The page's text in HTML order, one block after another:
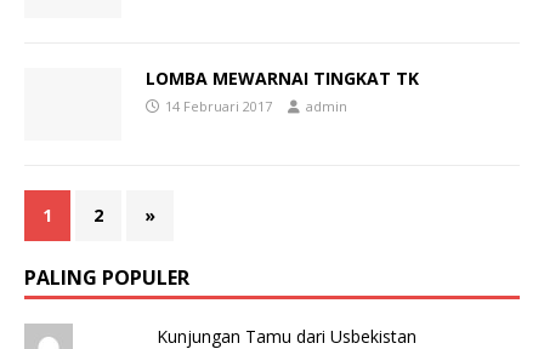
LOMBA MEWARNAI TINGKAT TK
14 Februari 2017 admin
1 2 »
PALING POPULER
Kunjungan Tamu dari Usbekistan